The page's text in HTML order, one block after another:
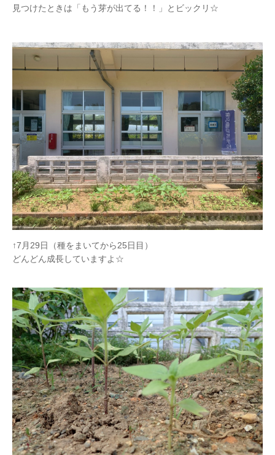
見つけたときは「もう芽が出てる！！」とビックリ☆
↑7月29日（種をまいてから25日目）
どんどん成長していますよ☆